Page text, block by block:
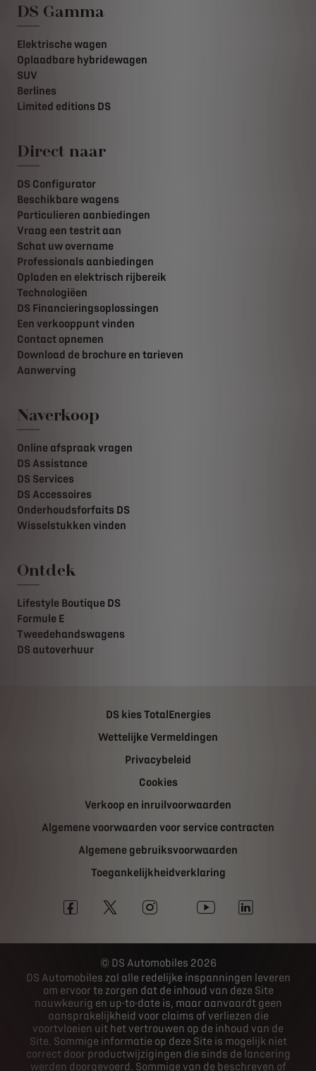
DS Gamma
Elektrische wagen
Oplaadbare hybridewagen
SUV
Berlines
Limited editions DS
Direct naar
DS Configurator
Beschikbare wagens
Particulieren aanbiedingen
Vraag een testrit aan
Schat uw overname
Professionals aanbiedingen
Opladen en elektrisch rijbereik
Technologiëen
DS Financieringsoplossingen
Een verkooppunt vinden
Contact opnemen
Download de brochure en tarieven
Aanwerving
Naverkoop
Online afspraak vragen
DS Assistance
DS Services
DS Accessoires
Onderhoudsforfaits DS
Wisselstukken vinden
Ontdek
Lifestyle Boutique DS
Formule E
Tweedehandswagens
DS autoverhuur
DS kies TotalEnergies
Wettelijke Vermeldingen
Privacybeleid
Cookies
Verkoop en inruilvoorwaarden
Algemene voorwaarden voor service contracten
Algemene gebruiksvoorwaarden
Toegankelijkheidverklaring
DS Automobiles 2026
DS Automobiles zal alle redelijke inspanningen leveren
om ervoor te zorgen dat de inhoud van deze Site
nauwkeurig en up-to-date is, maar aanvaardt geen
aansprakelijkheid voor claims of verliezen die
voortvloeien uit het vertrouwen op de inhoud van de
Site. Sommige informatie op deze Site is mogelijk niet
correct door productwijzigingen die sinds de lancering
werden doorgevoerd. Sommige van de beschreven of